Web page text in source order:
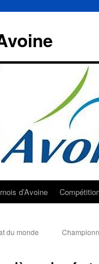
d’Avoine
du monde